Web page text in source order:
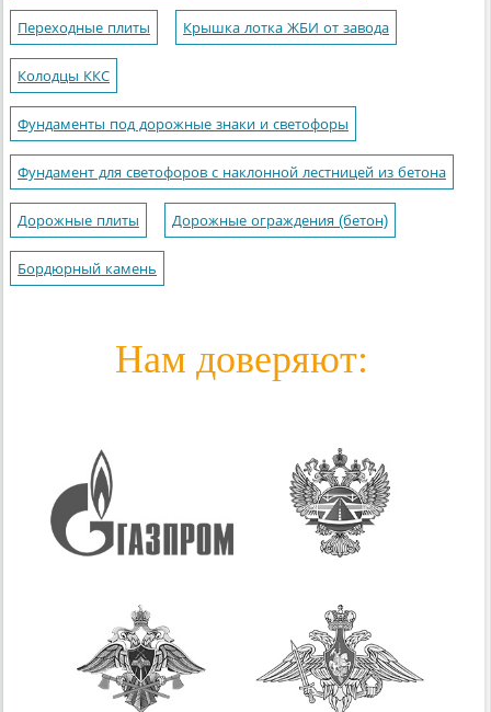
Переходные плиты Крышка лотка ЖБИ от завода
Колодцы ККС
Фундаменты под дорожные знаки и светофоры
Фундамент для светофоров с наклонной лестницей из бетона
Дорожные плиты Дорожные ограждения (бетон)
Бордюрный камень
Нам доверяют: